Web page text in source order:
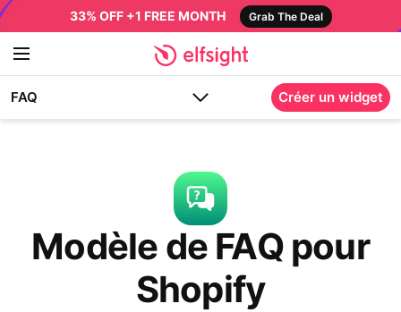
33% OFF +1 FREE MONTH Grab The Deal
FAQ Créer un widget
Modèle de FAQ pour
Shopify